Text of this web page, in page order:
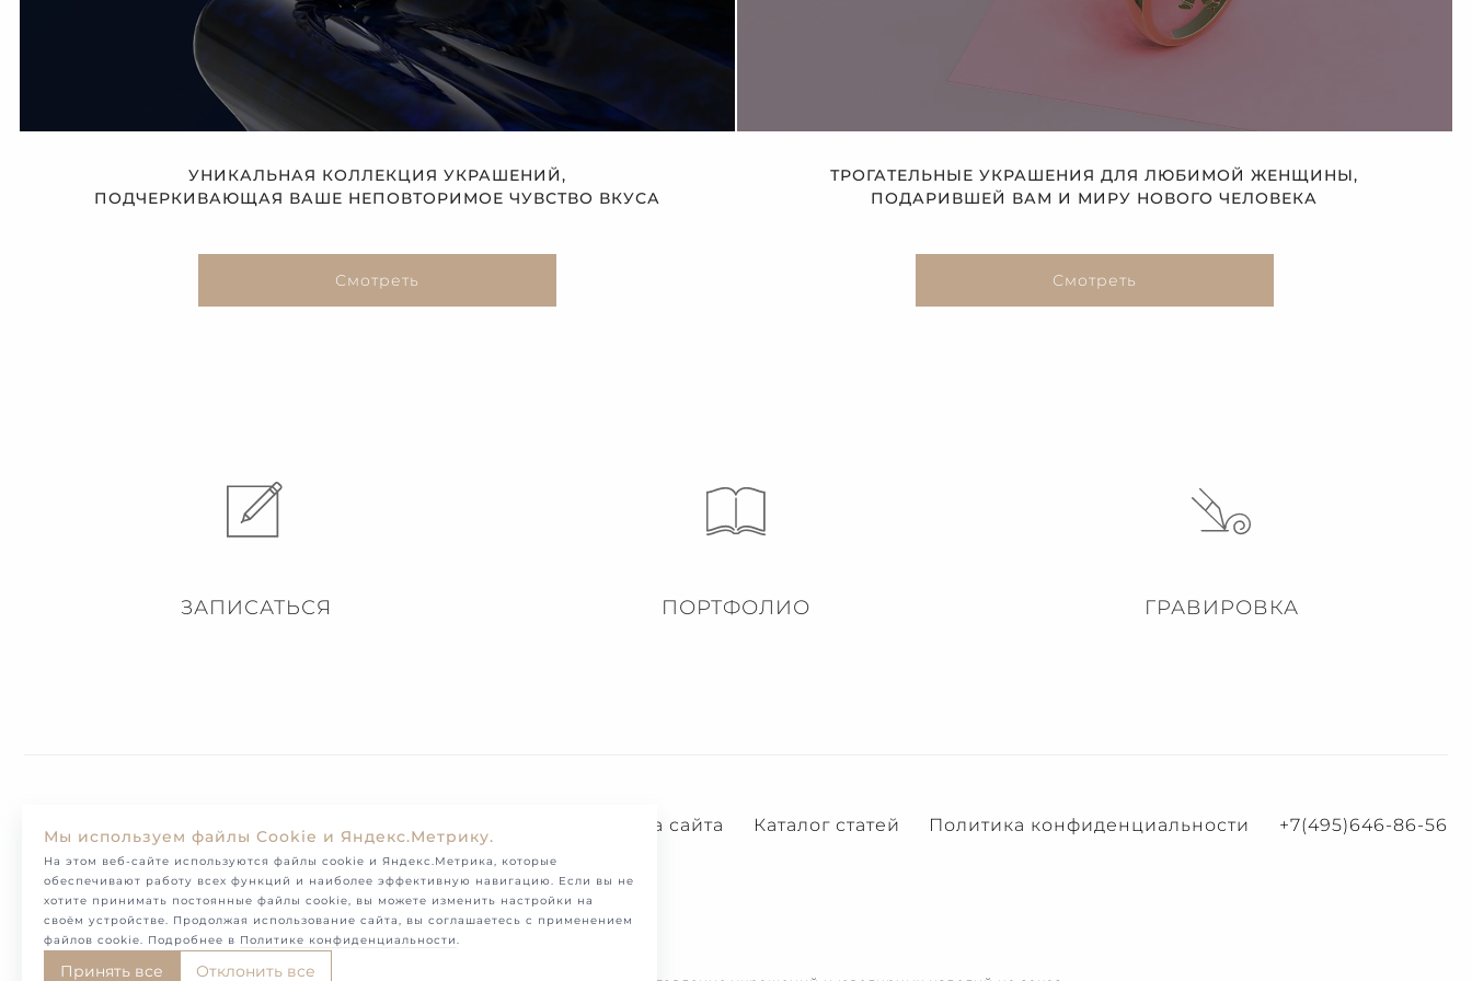
УНИКАЛЬНАЯ КОЛЛЕКЦИЯ УКРАШЕНИЙ,
ПОДЧЕРКИВАЮЩАЯ ВАШЕ НЕПОВТОРИМОЕ ЧУВСТВО ВКУСА
Смотреть
ТРОГАТЕЛЬНЫЕ УКРАШЕНИЯ ДЛЯ ЛЮБИМОЙ ЖЕНЩИНЫ,
ПОДАРИВШЕЙ ВАМ И МИРУ НОВОГО ЧЕЛОВЕКА
Смотреть
ЗАПИСАТЬСЯ ПОРТФОЛИО ГРАВИРОВКА
Карта сайта Каталог статей Политика конфиденциальности +7(495)646-86-56
Мы используем файлы Cookie и Яндекс.Метрику.
На этом веб-сайте используются файлы cookie и Яндекс.Метрика, которые
обеспечивают работу всех функций и наиболее эффективную навигацию. Если вы не
хотите принимать постоянные файлы cookie, вы можете изменить настройки на
своём устройстве. Продолжая использование сайта, вы соглашаетесь с применением
файлов cookie. Подробнее в Политике конфиденциальности.
Принять все Отклонить все